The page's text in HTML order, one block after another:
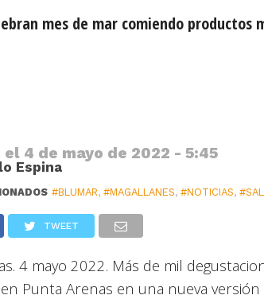
Domingo 9 de
mes de mar comiendo productos
celebran mes de mar
el 4 de mayo de 2022 - 5:45
Espina
#BLUMAR,#MAGALLANES,#NOTICIAS,
TWEET
4 mayo 2022. Más de mil
Punta Arenas en una nueva